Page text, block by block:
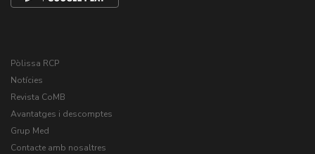
Pòlissa RCP
Notícies
Revista CoMB
Avantatges i descomptes
Grup Med
Contacte amb nosaltres